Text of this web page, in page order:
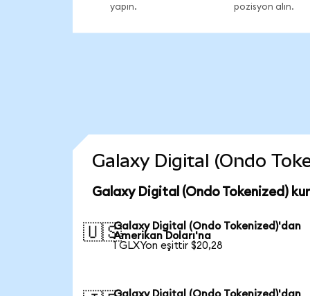
yapın.
pozisyon alın.
Galaxy Digital (Ondo
Galaxy Digital (Ondo Tokenized)
🇺🇸Galaxy Digital (Ondo Tokenized)'dan
Amerikan Doları'na
1 GLXYon eşittir $20,28